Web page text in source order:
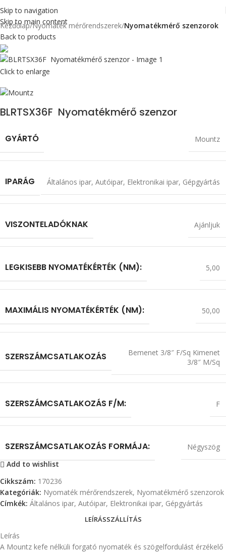
Skip to navigation
Skip to main content
Kezdőlap Nyomaték mérőrendszerek Nyomatékmérő szenzorok
Back to products
Click to enlarge
BLRTSX36F Nyomatékmérő szenzor
GYÁRTÓ Mountz
IPARÁG Általános ipar, Autóipar, Elektronikai ipar, Gépgyártás
VISZONTELADÓKNAK Ajánljuk
LEGKISEBB NYOMATÉKÉRTÉK (NM): 5,00
MAXIMÁLIS NYOMATÉKÉRTÉK (NM): 50,00
SZERSZÁMCSATLAKOZÁS
Bemenet 3/8″ F/Sq Kimenet
3/8″ M/Sq
SZERSZÁMCSATLAKOZÁS F/M: F
SZERSZÁMCSATLAKOZÁS FORMÁJA:
Négyszög
Add to wishlist
Cikkszám: 170236
Kategóriák: Nyomaték mérőrendszerek, Nyomatékmérő szenzorok
Címkék: Általános ipar, Autóipar, Elektronikai ipar, Gépgyártás
LEÍRÁSSZÁLLÍTÁS
Leírás
A Mountz kefe nélküli forgató nyomaték és szögelfordulást érzékelő